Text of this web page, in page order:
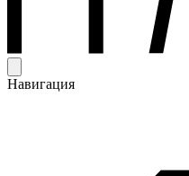
Навигация